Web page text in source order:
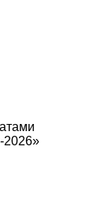
2026»